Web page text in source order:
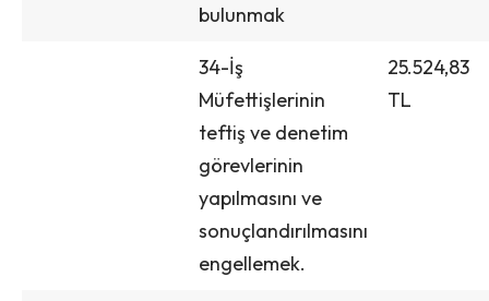
bulunmak
34-İş
Müfettişlerinin
teftiş ve denetim
görevlerinin
yapılmasını ve
sonuçlandırılmasını
engellemek.
25.524,83
TL